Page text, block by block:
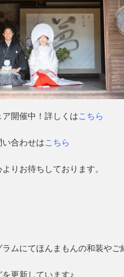
開催中！詳しくはこちら
い合わせはこちら
りお待ちしております。
ムにてほんまもんの和装やご
更新しています♪